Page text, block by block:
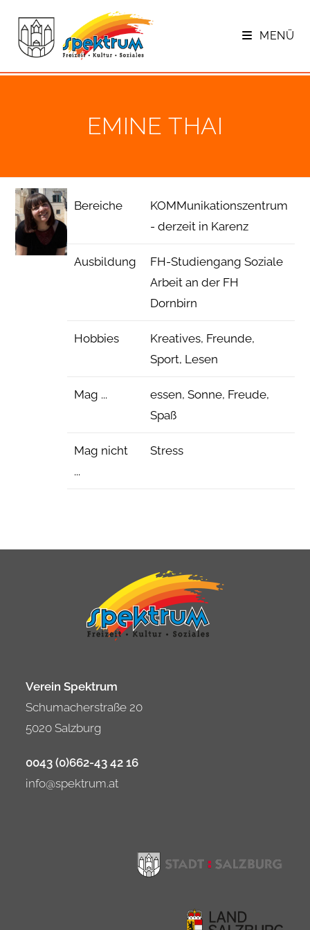
Inhalt
springen
MENÜ
EMINE THAI
Bereiche
KOMMunikationszentrum
- derzeit in Karenz
Ausbildung
FH-Studiengang Soziale
Arbeit an der FH
Dornbirn
Hobbies
Kreatives, Freunde,
Sport, Lesen
Mag ...
essen, Sonne, Freude,
Spaß
Mag nicht
...
Stress
Verein Spektrum
Schumacherstraße 20
5020 Salzburg
0043 (0)662-43 42 16
info@spektrum.at